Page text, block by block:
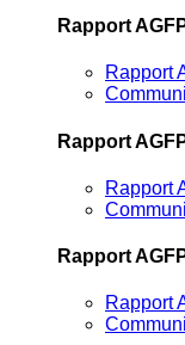
Rapport
Rapport
Rapport
Rapport
Rapport
Rapport